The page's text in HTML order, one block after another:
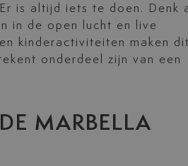
is altijd iets te doen. Denk
in de open lucht en live
kinderactiviteiten maken dit
onderdeel zijn van een
MARBELLA